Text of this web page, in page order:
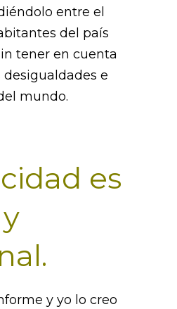
entre el
del país
tener en cuenta
desigualdades e
mundo.
es
y yo lo creo